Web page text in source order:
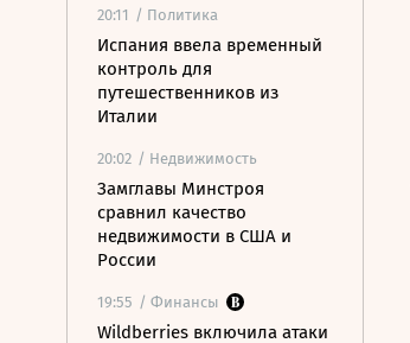
20:11 / Политика
Испания ввела временный
контроль для
путешественников из
Италии
20:02 / Недвижимость
Замглавы Минстроя
сравнил качество
недвижимости в США и
России
19:55 / Финансы
Wildberries включила атаки